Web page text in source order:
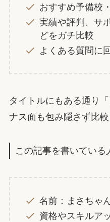
おすすめ予備校
実績や評判、サ
どをガチ比較
よくある質問に
タイトルにもある通り
ナス面も包み隠さず比較
この記事を書いている
名前：まさちゃ
資格やスキルア